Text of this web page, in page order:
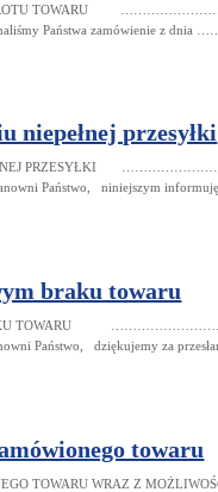
ZWROTU TOWARU
zamówienie z
niepełnej przesyłki
PRZESYŁKI
niniejszym informuję,
braku towaru
BRAKU TOWARU
dziękujemy za
towaru
TOWARU WRAZ Z